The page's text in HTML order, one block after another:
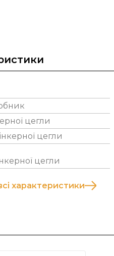
цегли
цегли
цегли
характеристики